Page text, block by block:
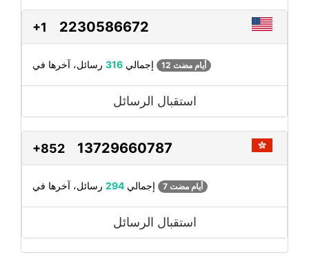
+1 2230586672
إجمالي 316 12 أيام مضت
استقبال الرسائل
+852 13729660787
إجمالي 294 7 أيام مضت
استقبال الرسائل